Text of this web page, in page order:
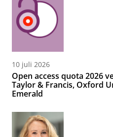
10 juli 2026
Open access quota 2026
Taylor & Francis, Oxford
Emerald